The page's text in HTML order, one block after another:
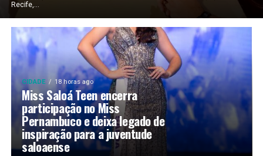
Recife,...
CIDADE 18 horas ago
Miss Saloá Teen encerra
participação no Miss
Pernambuco e deixa legado de
inspiração para a juventude
saloaense